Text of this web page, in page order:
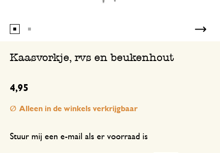
Kaasvorkje, rvs en beukenhout
4,95
Stuur mij een e-mail als er voorraad is
Alleen in de winkels verkrijgbaar